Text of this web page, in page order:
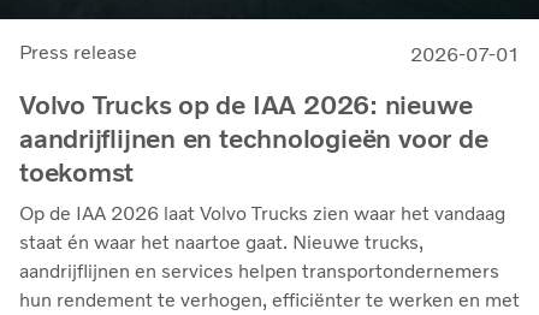
Press release 2026-07-01
Volvo Trucks op de IAA 2026: nieuwe
aandrijflijnen en technologieën voor de
toekomst
Op de IAA 2026 laat Volvo Trucks zien waar het vandaag
staat én waar het naartoe gaat. Nieuwe trucks,
aandrijflijnen en services helpen transportondernemers
hun rendement te verhogen, efficiënter te werken en met